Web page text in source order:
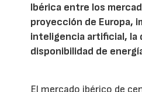
Ibérica entre los
proyección de Europa,
inteligencia artificial, la
disponibilidad de
El mercado ibérico de